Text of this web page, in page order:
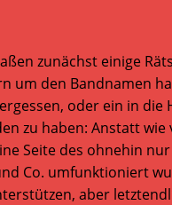
zunächst einige
den Bandnamen
oder ein in
zu haben: Anstatt
Seite des ohnehin
Co. umfunktioniert
aber